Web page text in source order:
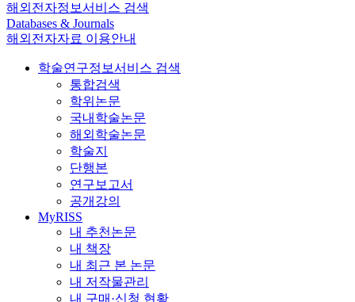
해외전자정보서비스 검색
Databases & Journals
해외전자자료 이용안내
학술연구정보서비스 검색
통합검색
학위논문
국내학술논문
해외학술논문
학술지
단행본
연구보고서
공개강의
MyRISS
내 추천논문
내 책장
내 최근 본 논문
내 저작물관리
내 구매·신청 현황